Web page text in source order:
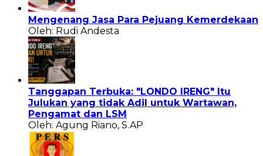
Mengenang Jasa Para Pejuang Kemerdekaan
Oleh: Rudi Andesta
Tanggapan Terbuka: "LONDO IRENG" Itu
Julukan yang tidak Adil untuk Wartawan,
Pengamat dan LSM
Oleh: Agung Riano, S.AP